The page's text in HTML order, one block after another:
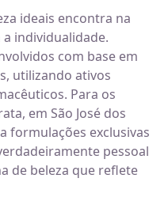
ideais encontra na
individualidade.
com base em
utilizando ativos
Para os
em São José dos
formulações exclusivas
pessoal
de beleza que reflete